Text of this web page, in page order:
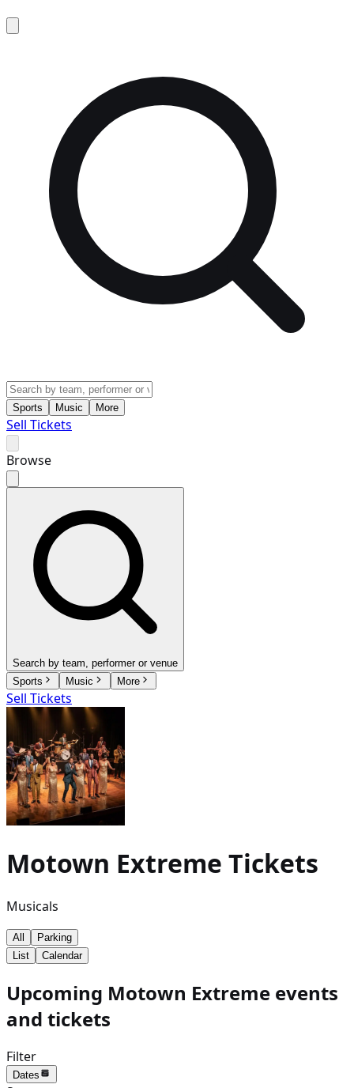
Sports Music More
Sell Tickets
Browse
Search by team, performer or venue
Sports
Music More
Sell Tickets
Motown Extreme Tickets
Musicals
All
Parking
List
Calendar
Upcoming Motown Extreme events
and tickets
Filter
Dates